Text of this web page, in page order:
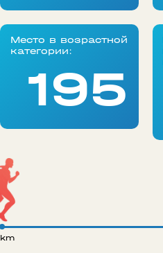
Место в возрастной
категории:
195